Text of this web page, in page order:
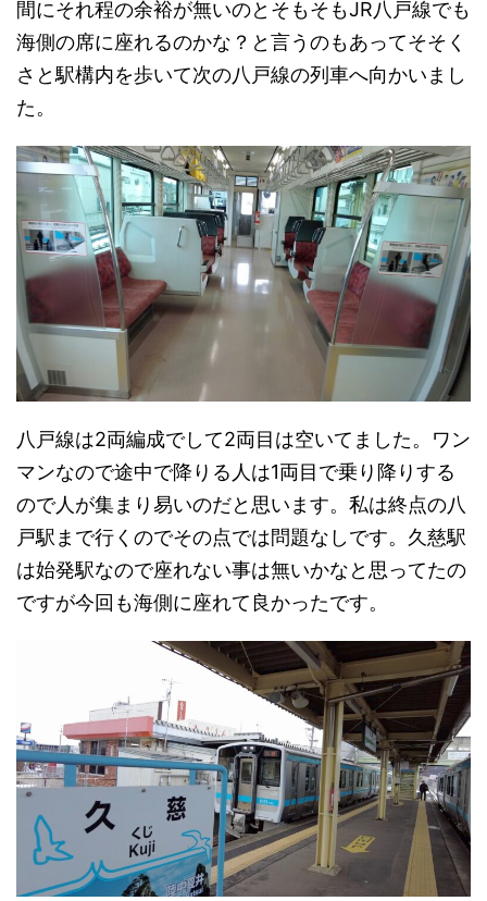
間にそれ程の余裕が無いのとそもそもJR八戸線でも
海側の席に座れるのかな？と言うのもあってそそく
さと駅構内を歩いて次の八戸線の列車へ向かいまし
た。
八戸線は2両編成でして2両目は空いてました。ワン
マンなので途中で降りる人は1両目で乗り降りする
ので人が集まり易いのだと思います。私は終点の八
戸駅まで行くのでその点では問題なしです。久慈駅
は始発駅なので座れない事は無いかなと思ってたの
ですが今回も海側に座れて良かったです。